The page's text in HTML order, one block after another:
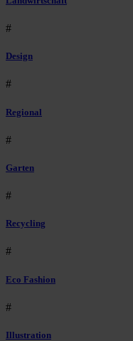
#
Design
#
Regional
#
Garten
#
Recycling
#
Eco Fashion
#
Illustration